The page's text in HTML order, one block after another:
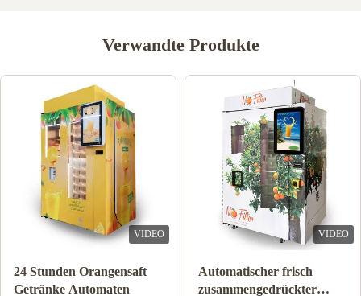
Verwandte Produkte
VIDEO
Doppelte Behälter-Eis-
Schlamm-Maschinen-
VIDEO
Anmerkungs-Zahlungs-
orange Juice Vending